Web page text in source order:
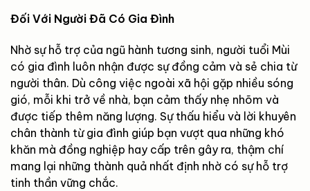
Đối Với Người Đã Có Gia Đình
Nhờ sự hỗ trợ của ngũ hành tương sinh, người tuổi Mùi
có gia đình luôn nhận được sự đồng cảm và sẻ chia từ
người thân. Dù công việc ngoài xã hội gặp nhiều sóng
gió, mỗi khi trở về nhà, bạn cảm thấy nhẹ nhõm và
được tiếp thêm năng lượng. Sự thấu hiểu và lời khuyên
chân thành từ gia đình giúp bạn vượt qua những khó
khăn mà đồng nghiệp hay cấp trên gây ra, thậm chí
mang lại những thành quả nhất định nhờ có sự hỗ trợ
tinh thần vững chắc.